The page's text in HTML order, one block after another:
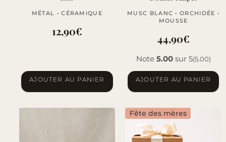
MÉTAL • CÉRAMIQUE
12,90€
AJOUTER AU PANIER
MUSC BLANC • ORCHIDÉE •
MOUSSE
44,90€
Note 5.00sur 5(5.00)
AJOUTER AU PANIER
Fête des mères